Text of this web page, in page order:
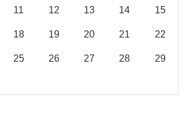
11 12 13 14 15
18 19 20 21 22
25 26 27 28 29